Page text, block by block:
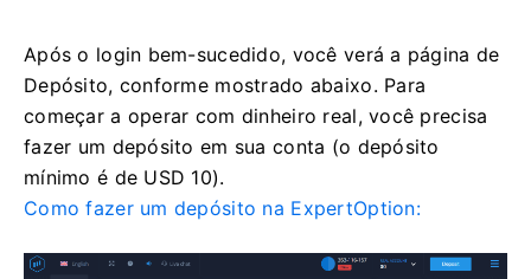
Após o login bem-sucedido, você verá a página de
Depósito, conforme mostrado abaixo. Para
começar a operar com dinheiro real, você precisa
fazer um depósito em sua conta (o depósito
mínimo é de USD 10).
Como fazer um depósito na ExpertOption: